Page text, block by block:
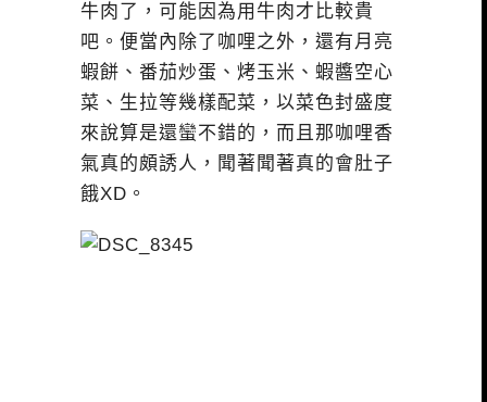
牛肉了，可能因為用牛肉才比較貴
吧。便當內除了咖哩之外，還有月亮
蝦餅、番茄炒蛋、烤玉米、蝦醬空心
菜、生拉等幾樣配菜，以菜色封盛度
來說算是還蠻不錯的，而且那咖哩香
氣真的頗誘人，聞著聞著真的會肚子
餓XD。